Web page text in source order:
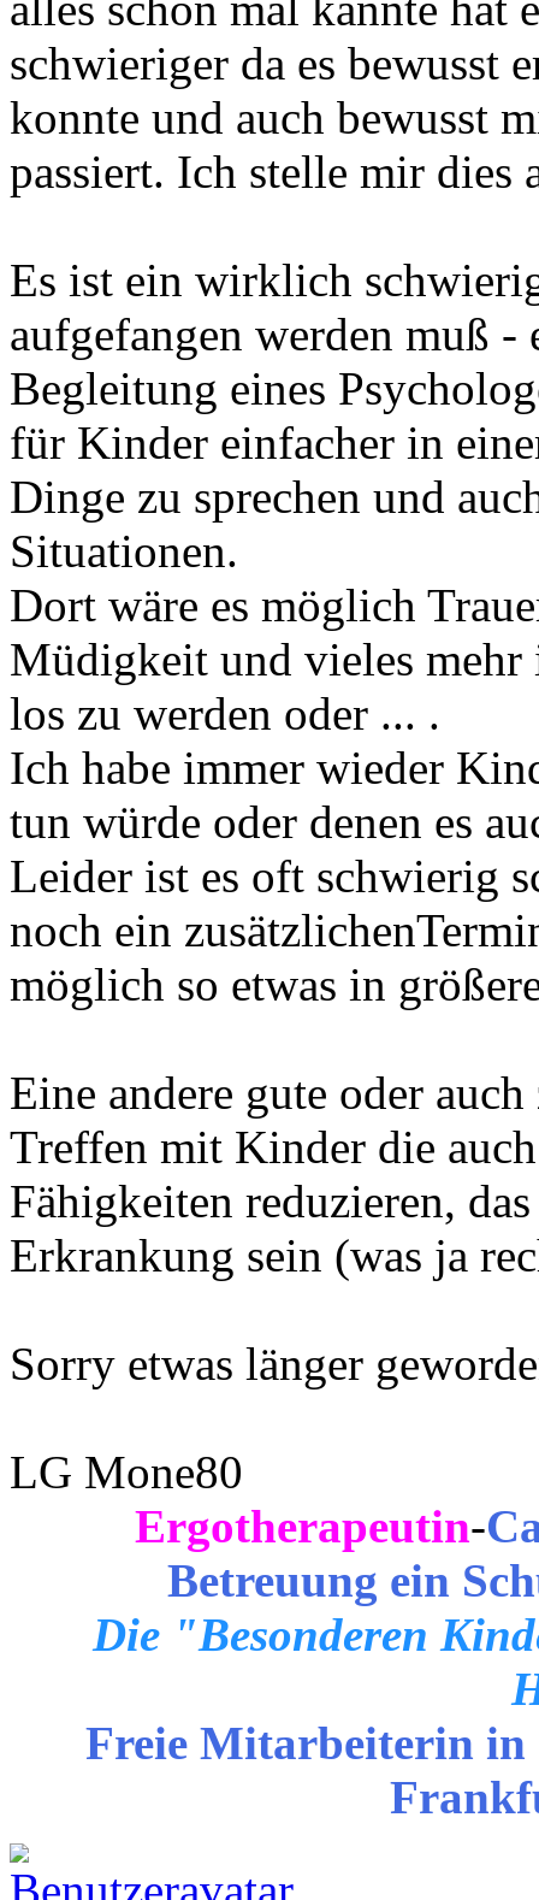
schwieriger da es bewusst
konnte und auch bewusst
passiert. Ich stelle mir dies
Es ist ein wirklich
aufgefangen werden muß
Begleitung eines
für Kinder einfacher in
Dinge zu sprechen und
Situationen.
Dort wäre es möglich
Müdigkeit und vieles mehr
los zu werden oder ... .
Ich habe immer wieder
tun würde oder denen es
Leider ist es oft schwierig
noch ein
möglich so etwas in
Eine andere gute oder
Treffen mit Kinder die
Fähigkeiten reduzieren,
Erkrankung sein (was ja
Sorry etwas länger
LG Mone80
Ergotherapeutin-
Betreuung ein
Die "Besonderen
Freie Mitarbeiterin in